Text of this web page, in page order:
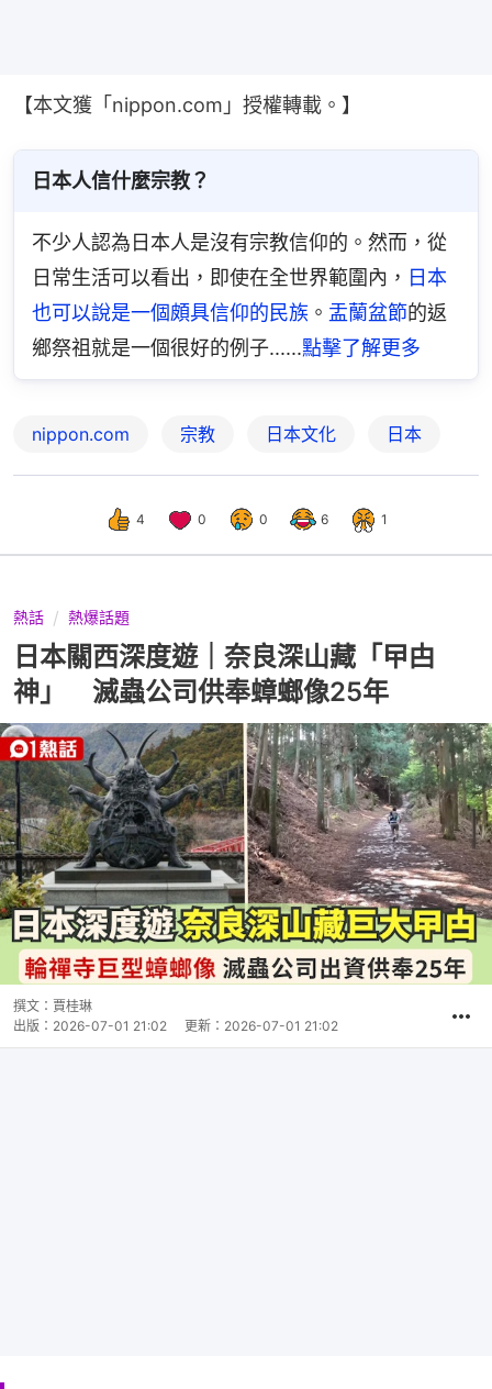
【本文獲「nippon.com」授權轉載。】
日本人信什麼宗教？
不少人認為日本人是沒有宗教信仰的。然而，從
日常生活可以看出，即使在全世界範圍內， 日本
也可以說是一個頗具信仰的民族 。 盂蘭盆節的返
鄉祭祖就是一個很好的例子......點擊了解更多
nippon.com 宗教 日本文化 日本
4 0 0 6 1
熱話 熱爆話題
日本關西深度遊｜奈良深山藏「曱甴
神」 滅蟲公司供奉蟑螂像25年
撰文： 賈桂琳
出版： 2026-07-01 21:02 更新： 2026-07-01 21:02